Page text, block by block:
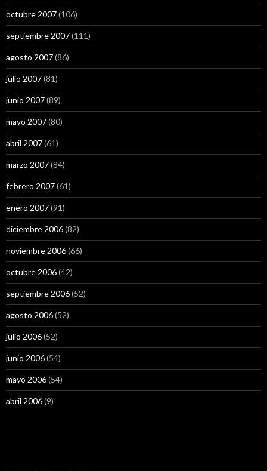
octubre 2007(106)
septiembre 2007(111)
agosto 2007(86)
julio 2007(81)
junio 2007(89)
mayo 2007(80)
abril 2007(61)
marzo 2007(84)
febrero 2007(61)
enero 2007(91)
diciembre 2006(82)
noviembre 2006(66)
octubre 2006(42)
septiembre 2006(52)
agosto 2006(52)
julio 2006(52)
junio 2006(54)
mayo 2006(54)
abril 2006(9)